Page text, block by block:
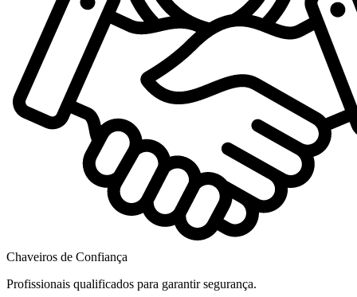
Chaveiros de Confiança
Profissionais qualificados para garantir segurança.